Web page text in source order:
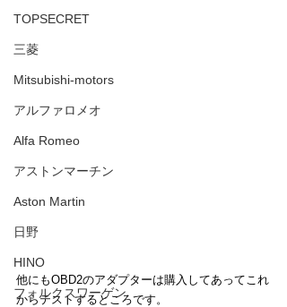
TOPSECRET
三菱
Mitsubishi-motors
アルファロメオ
Alfa Romeo
アストンマーチン
Aston Martin
日野
HINO
フォルクスワーゲン
他にもOBD2のアダプターは購入してあってこれ
からテストするところです。